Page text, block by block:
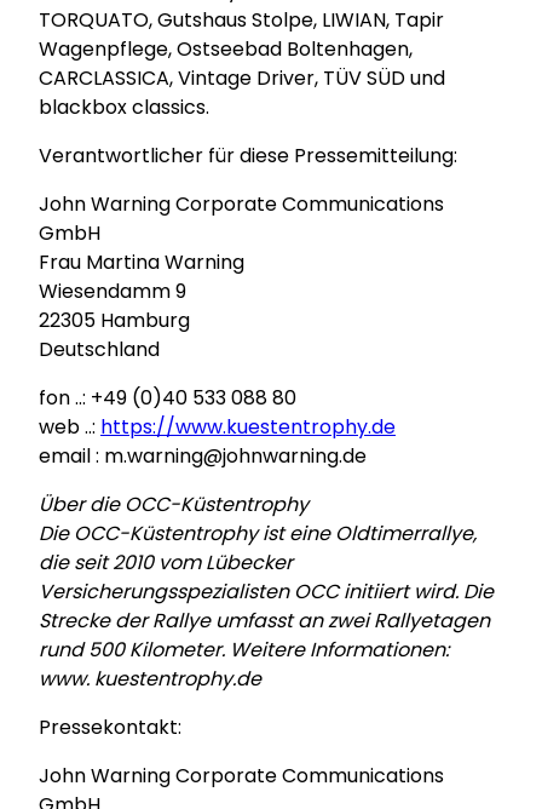
TORQUATO, Gutshaus Stolpe, LIWIAN, Tapir
Wagenpflege, Ostseebad Boltenhagen,
CARCLASSICA, Vintage Driver, TÜV SÜD und
blackbox classics.
Verantwortlicher für diese Pressemitteilung:
John Warning Corporate Communications
GmbH
Frau Martina Warning
Wiesendamm 9
22305 Hamburg
Deutschland
fon ..: +49 (0)40 533 088 80
web ..: https://www.kuestentrophy.de
email : m.warning@johnwarning.de
Über die OCC-Küstentrophy
Die OCC-Küstentrophy ist eine Oldtimerrallye,
die seit 2010 vom Lübecker
Versicherungsspezialisten OCC initiiert wird. Die
Strecke der Rallye umfasst an zwei Rallyetagen
rund 500 Kilometer. Weitere Informationen:
www. kuestentrophy.de
Pressekontakt:
John Warning Corporate Communications